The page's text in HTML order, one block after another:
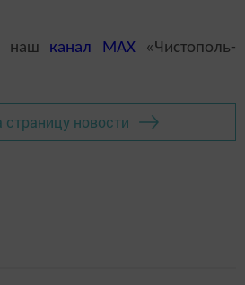
наш канал MAX«Чистополь-
страницу новости